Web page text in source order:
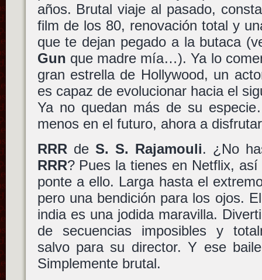
años. Brutal viaje al pasado,
film de los 80, renovación total y
que te dejan pegado a la butaca
Gun que madre mía…). Ya lo
gran estrella de Hollywood, un
es capaz de evolucionar hacia el
Ya no quedan más de su
menos en el futuro, ahora a
RRR de S. S. Rajamouli. ¿No
RRR? Pues la tienes en Netflix,
ponte a ello. Larga hasta el
pero una bendición para los ojos.
india es una jodida maravilla.
de secuencias imposibles y
salvo para su director. Y ese
Simplemente brutal.